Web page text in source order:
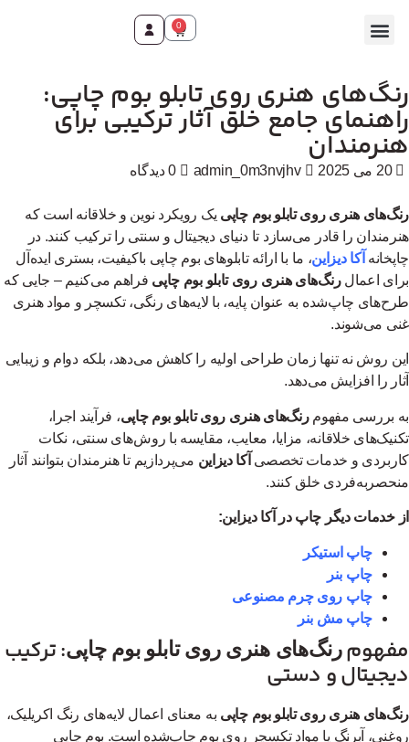
0
هنری روی تابلو بوم چاپی:
جامع خلق آثار ترکیبی برای
20 می 2025 admin_0m3nvjhv 0 دیدگاه
هنری روی تابلو بوم چاپییک رویکرد نوین و خلاقانه است که
را قادر می‌سازد تا دنیای دیجیتال و سنتی را ترکیب کنند. در
آکا دیزاین، ما با ارائه تابلوهای بوم چاپی باکیفیت، بستری ایده‌آل
اعمال رنگ‌های هنری روی تابلو بوم چاپیفراهم می‌کنیم – جایی که
چاپ‌شده به عنوان پایه، با لایه‌های رنگی، تکسچر و مواد هنری
می‌شوند.
روش نه تنها زمان طراحی اولیه را کاهش می‌دهد، بلکه دوام و زیبایی
را افزایش می‌دهد.
بررسی مفهومرنگ‌های هنری روی تابلو بوم چاپی، فرآیند اجرا،
خلاقانه، مزایا، معایب، مقایسه با روش‌های سنتی، نکات
و خدمات تخصصی آکا دیزاینمی‌پردازیم تا هنرمندان بتوانند آثار
خلق کنند.
خدمات دیگر چاپ در آکا دیزاین:
چاپ استیکر
چاپ بنر
چاپ روی چرم مصنوعی
چاپ مش بنر
رنگ‌های هنری روی تابلو بوم چاپی: ترکیب
و دستی
هنری روی تابلو بوم چاپیبه معنای اعمال لایه‌های رنگ اکریلیک،
آبرنگ یا مواد تکسچر روی بوم چاپ‌شده است. بوم چاپی